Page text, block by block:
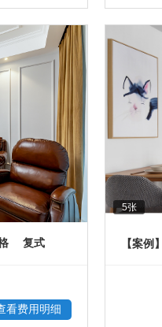
复式
看费用明细
5张
【案例】